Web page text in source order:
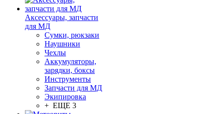
Аксессуары, запчасти
для МД
Сумки, рюкзаки
Наушники
Чехлы
Аккумуляторы,
зарядки, боксы
Инструменты
Запчасти для МД
Экипировка
+ ЕЩЕ 3